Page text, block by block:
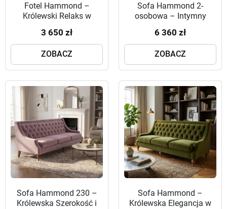
Fotel Hammond –
Królewski Relaks w
3 650 zł
ZOBACZ
Sofa Hammond 2-
osobowa – Intymny
Classic
6 360 zł
ZOBACZ
Sofa Hammond 230 –
Królewska Szerokość i
Sofa Hammond –
Królewska Elegancja w